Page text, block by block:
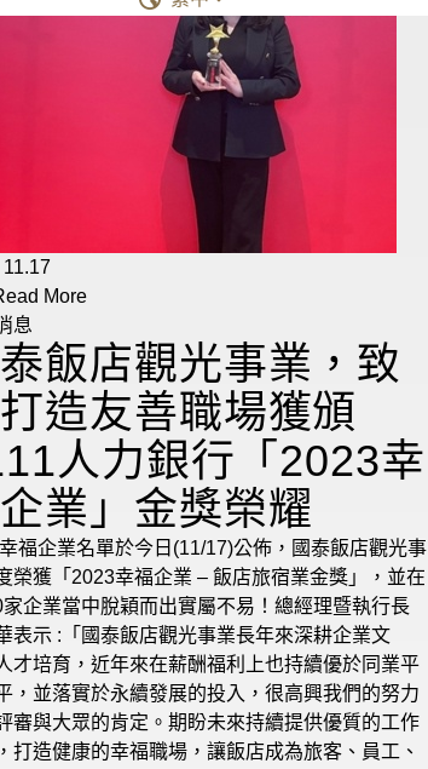
More
息
飯店觀光事業，致
造友善職場獲頒
人力銀行「2023幸
業」金獎榮耀
福企業名單於今日(11/17)公佈，國泰飯店觀光事
榮獲「2023幸福企業 – 飯店旅宿業金獎」，並在
企業當中脫穎而出實屬不易！總經理暨執行長
表示 :「國泰飯店觀光事業長年來深耕企業文
才培育，近年來在薪酬福利上也持續優於同業平
，並落實於永續發展的投入，很高興我們的努力
審與大眾的肯定。期盼未來持續提供優質的工作
打造健康的幸福職場，讓飯店成為旅客、員工、